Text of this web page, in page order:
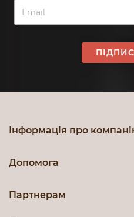
Інформація про
Допомога
Партнерам